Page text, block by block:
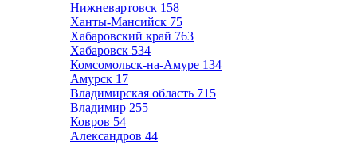
Нижневартовск 158
Ханты-Мансийск 75
Хабаровский край 763
Хабаровск 534
Комсомольск-на-Амуре 134
Амурск 17
Владимирская область 715
Владимир 255
Ковров 54
Александров 44